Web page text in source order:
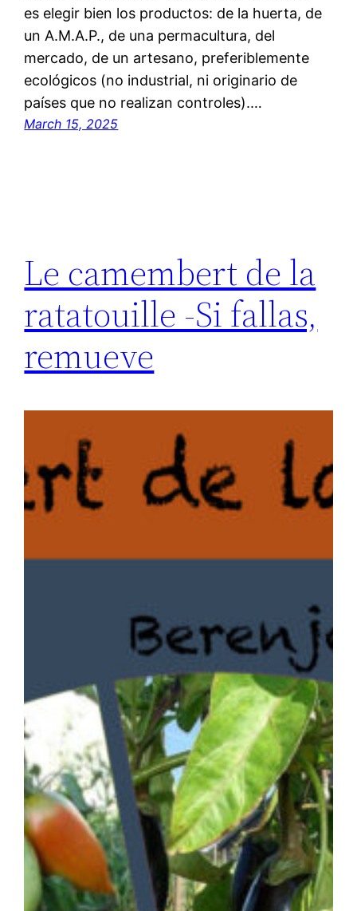
es elegir bien los productos: de la huerta, de
un A.M.A.P., de una permacultura, del
mercado, de un artesano, preferiblemente
ecológicos (no industrial, ni originario de
países que no realizan controles).…
March 15, 2025
Le camembert de la
ratatouille -Si fallas,
remueve